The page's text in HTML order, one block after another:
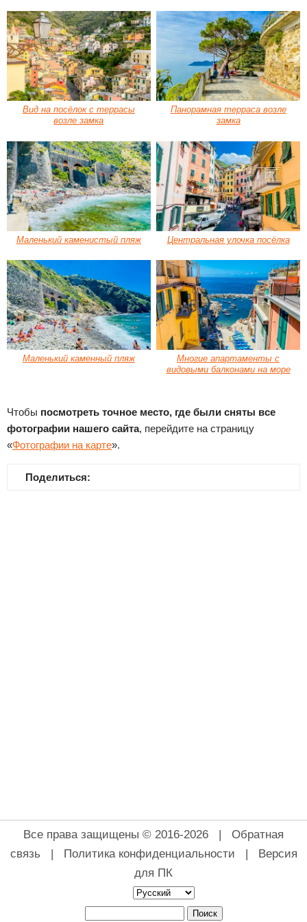
Вид на посёлок с террасы
возле замка
Панорамная терраса возле
замка
Маленький каменистый пляж Центральная улочка посёлка
Маленький каменный пляж
Многие апартаменты с
видовыми балконами на море
Чтобы посмотреть точное место, где были сняты все
фотографии нашего сайта, перейдите на страницу
«Фотографии на карте».
Поделиться:
Все права защищены © 2016-2026 | Обратная
связь | Политика конфиденциальности | Версия
для ПК